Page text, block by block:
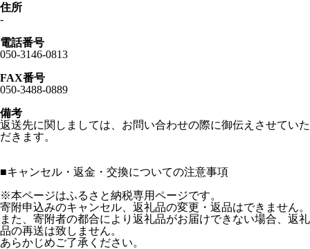
住所
-
電話番号
050-3146-0813
FAX番号
050-3488-0889
備考
返送先に関しましては、お問い合わせの際に御伝えさせていた
だきます。
■キャンセル・返金・交換についての注意事項
※本ページはふるさと納税専用ページです。
寄附申込みのキャンセル、返礼品の変更・返品はできません。
また、寄附者の都合により返礼品がお届けできない場合、返礼
品の再送は致しません。
あらかじめご了承ください。